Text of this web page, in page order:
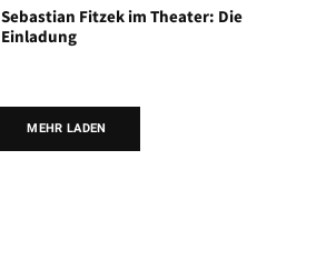
Sebastian Fitzek im Theater: Die
Einladung
MEHR LADEN